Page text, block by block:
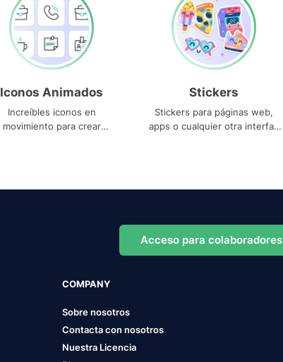
Iconos Animados
Increíbles iconos en
movimiento para crear
Stickers
Stickers para páginas web,
apps o cualquier otra interfaz
Acceso para colaboradores
COMPANY
Sobre nosotros
Contacta con nosotros
Nuestra Licencia